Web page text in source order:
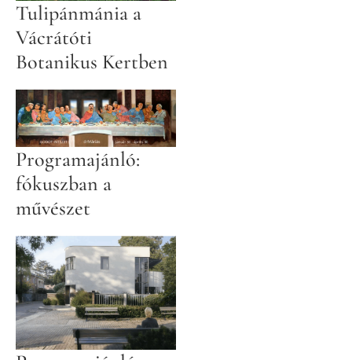
Tulipánmánia a
Vácrátóti
Botanikus Kertben
Programajánló:
fókuszban a
művészet